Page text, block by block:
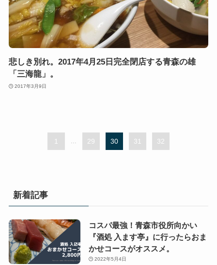
悲しき別れ。2017年4月25日完全閉店する青森の雄
「三海龍」。
2017年3月9日
1 29 30 31 32
新着記事
コスパ最強！青森市役所向かい
『酒処 入ます亭』に行ったらおま
かせコースがオススメ。
2022年5月4日